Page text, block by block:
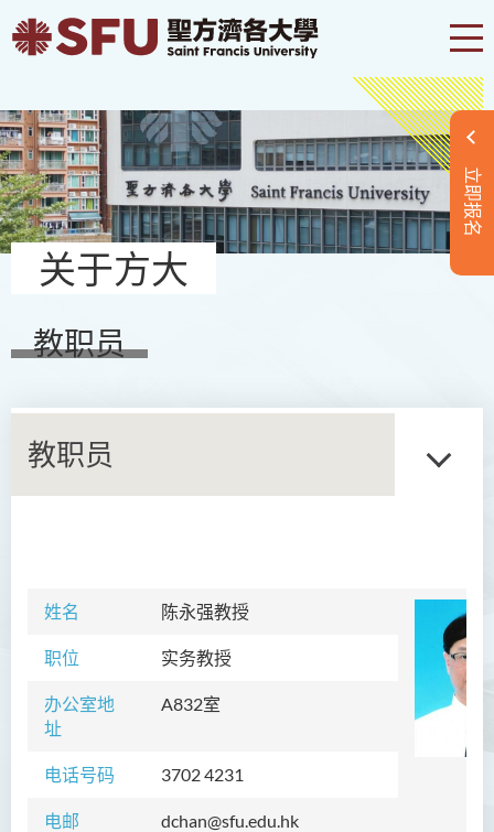
立即报名
关于方大
教职员
教职员
姓名 陈永强教授
职位 实务教授
办公室地
址
A832室
电话号码 3702 4231
电邮 dchan@sfu.edu.hk
院长的话
课程概览
教职员